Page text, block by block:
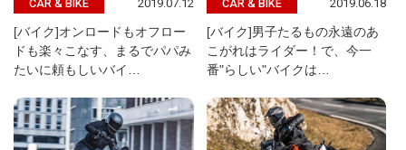
CAR & BIKE 2019.07.12
[バイク]オンロードもオフロー
ドも楽々こなす、まるでパパみ
たいに頼もしいバイ…
CAR & BIKE 2019.06.18
[バイク]男子たるもの永遠のあ
こがれはライダー！で、今一
番"らしい"バイクは…